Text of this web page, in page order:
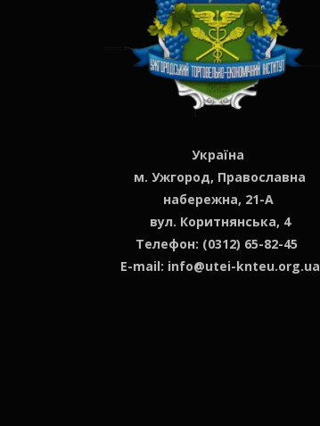
Україна
м. Ужгород, Православна
набережна, 21-А
вул. Коритнянська, 4
Телефон: (0312) 65-82-45
E-mail: info@utei-knteu.org.ua